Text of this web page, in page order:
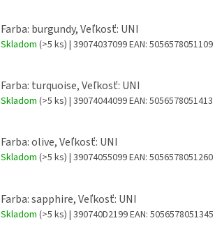
Farba: burgundy, Veľkosť: UNI
Skladom (>5 ks) | 39074037099EAN: 5056578051109
Farba: turquoise, Veľkosť: UNI
Skladom (>5 ks) | 39074044099EAN: 5056578051413
Farba: olive, Veľkosť: UNI
Skladom (>5 ks) | 39074055099EAN: 5056578051260
Farba: sapphire, Veľkosť: UNI
Skladom (>5 ks) | 390740D2199EAN: 5056578051345